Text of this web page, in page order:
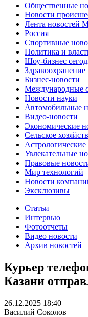
Общественные
Новости
Лента новостей
Россия
Спортивные
Политика и
Шоу-бизнес
Бизнес-новости
Международные
Новости науки
Автомобильные
Видео-новости
Экономические
Сельское
Увлекательные
Правовые
Мир технологий
Новости
Эксклюзивы
Статьи
Интервью
Фотоотчеты
Видео новости
Архив новостей
Курьер
Казани
26.12.2025 18:40
Василий Соколов